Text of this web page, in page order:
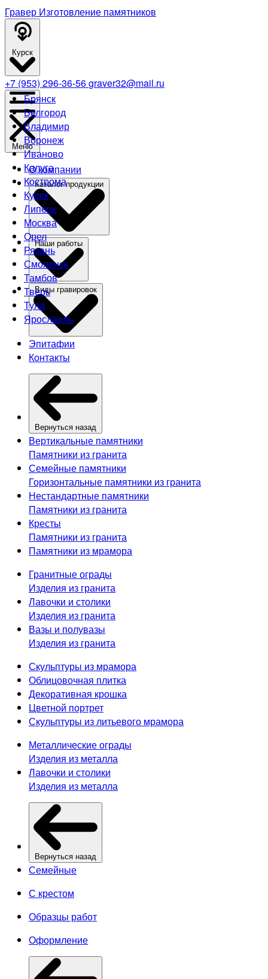
Гравер Изготовление памятников
Курск
Брянск
Белгород
Владимир
Воронеж
Иваново
Калуга
Кострома
Курск
Липецк
Москва
Орел
Рязань
Смоленск
Тамбов
Тверь
Тула
Ярославль
+7 (953) 296-36-56graver32@mail.ru
Меню
О компании
Эпитафии
Контакты
Вернуться назад
Вертикальные памятники
Памятники из гранита
Семейные памятники
Горизонтальные памятники из гранита
Нестандартные памятники
Памятники из гранита
Кресты
Памятники из гранита
Памятники из мрамора
Гранитные ограды
Изделия из гранита
Лавочки и столики
Изделия из гранита
Вазы и полувазы
Изделия из гранита
Скульптуры из мрамора
Облицовочная плитка
Декоративная крошка
Цветной портрет
Скульптуры из литьевого мрамора
Металлические ограды
Изделия из металла
Лавочки и столики
Изделия из металла
Вернуться назад
Семейные
С крестом
Образцы работ
Оформление